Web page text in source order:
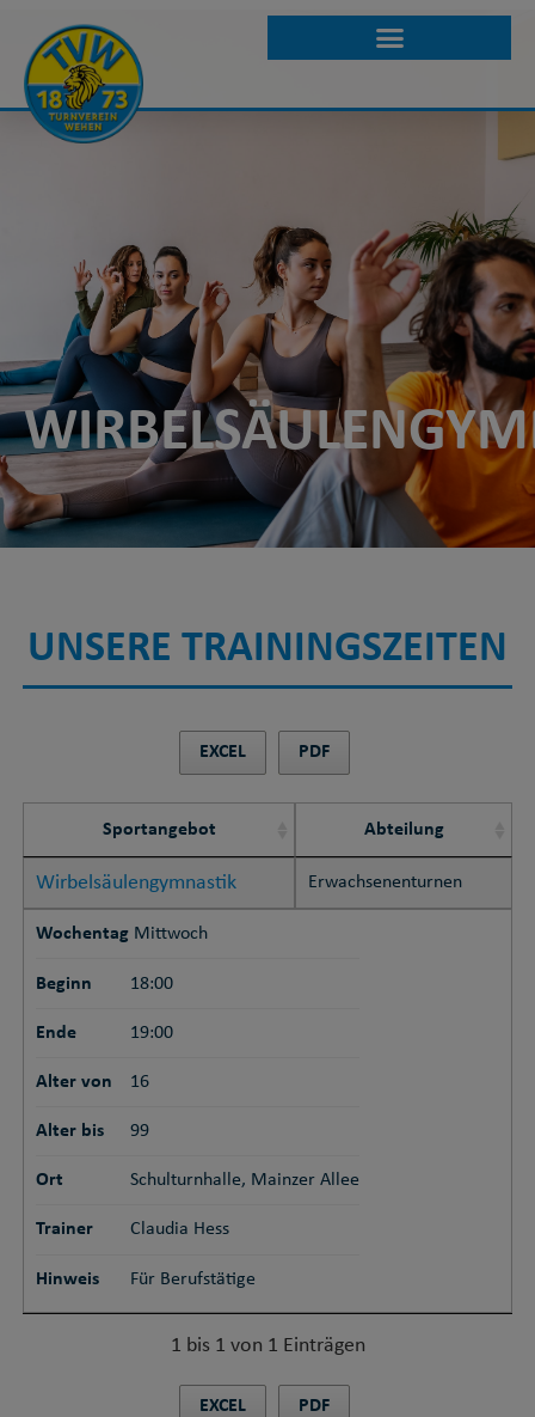
UNSERE TRAININGSZEITEN
EXCEL PDF
Sportangebot Abteilung
Wirbelsäulengymnastik Erwachsenenturnen
Wochentag Mittwoch
Beginn 18:00
Ende 19:00
Alter von 16
Alter bis 99
Ort Schulturnhalle, Mainzer Allee
Trainer Claudia Hess
Hinweis Für Berufstätige
1 bis 1 von 1 Einträgen
EXCEL PDF